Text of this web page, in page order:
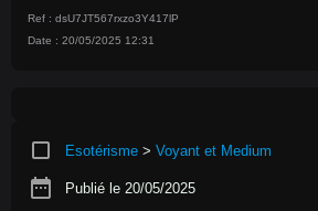
Ref : dsU7JT567rxzo3Y417lP
Date : 20/05/2025 12:31
crop_square Esotérisme > Voyant et Medium
date_range Publié le 20/05/2025